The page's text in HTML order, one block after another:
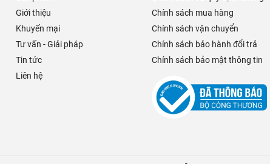
Giới thiệu
Khuyến mại
Tư vấn - Giải pháp
Tin tức
Liên hệ
Chính sách mua hàng
Chính sách vận chuyển
Chính sách bảo hành đổi trả
Chính sách bảo mật thông tin